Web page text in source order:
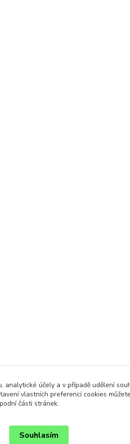
analytické účely a v případě udělení
vlastních preferencí cookies
části stránek.
Souhlasím